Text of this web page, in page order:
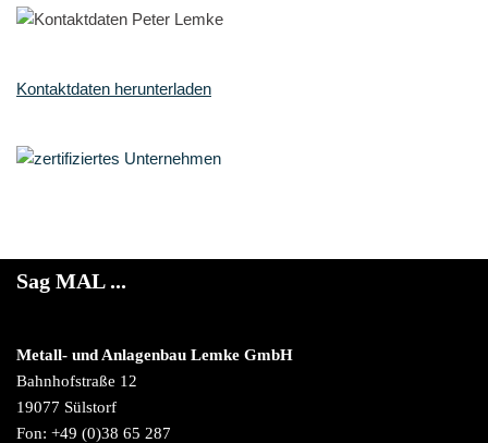
Kontaktdaten herunterladen
Sag MAL ...
Metall- und Anlagenbau Lemke GmbH
Bahnhofstraße 12
19077 Sülstorf
Fon: +49 (0)38 65 287